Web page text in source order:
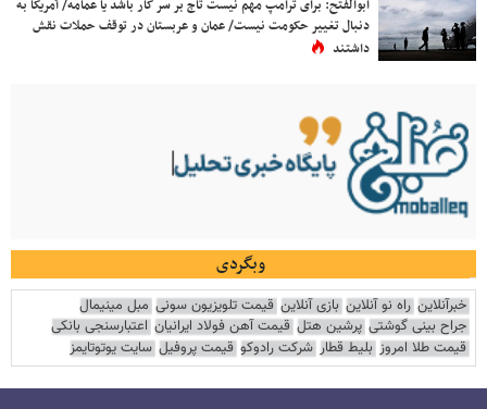
ابوالفتح: برای ترامپ مهم نیست تاج بر سر کار باشد یا عمامه/ آمریکا به
دنبال تغییر حکومت نیست/ عمان و عربستان در توقف حملات نقش
داشتند
وبگردی
خبرآنلاین راه نو آنلاین بازی آنلاین قیمت تلویزیون سونی مبل مینیمال
جراح بینی گوشتی پرشین هتل قیمت آهن فولاد ایرانیان اعتبارسنجی بانکی
قیمت طلا امروز بلیط قطار شرکت رادوکو قیمت پروفیل سایت یوتوتایمز